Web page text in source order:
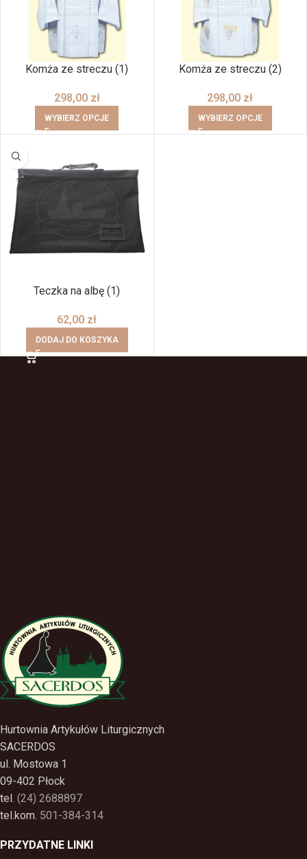
Komża ze streczu (1)
298,00 zł
WYBIERZ OPCJE
Komża ze streczu (2)
298,00 zł
WYBIERZ OPCJE
Teczka na albę (1)
62,00 zł
DODAJ DO KOSZYKA
Hurtownia Artykułów Liturgicznych
SACERDOS
ul. Mostowa 1
09-402 Płock
tel. (24) 2688897
tel.kom. 501-384-314
PRZYDATNE LINKI